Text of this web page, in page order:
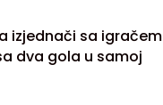
izjednači sa igračem
dva gola u samoj